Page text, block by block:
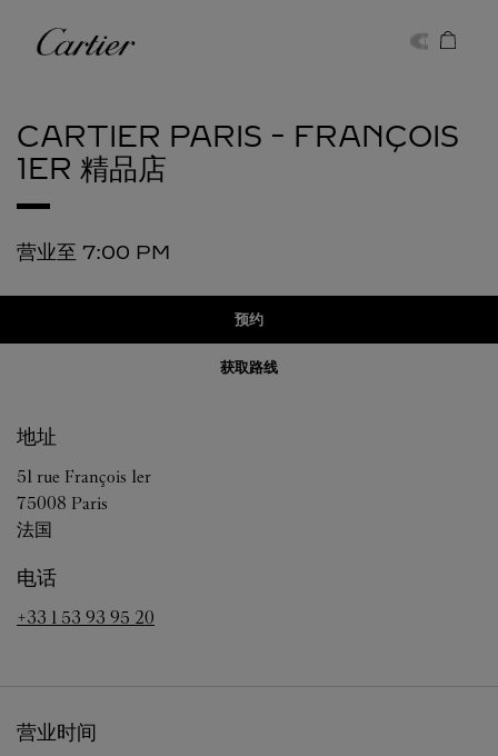
卡地亚
CARTIER PARIS - FRANÇOIS
1ER 精品店
营业至 7:00 PM
预约
获取路线
地址
51 rue François 1er
75008 Paris
法国
电话
+33 1 53 93 95 20
营业时间